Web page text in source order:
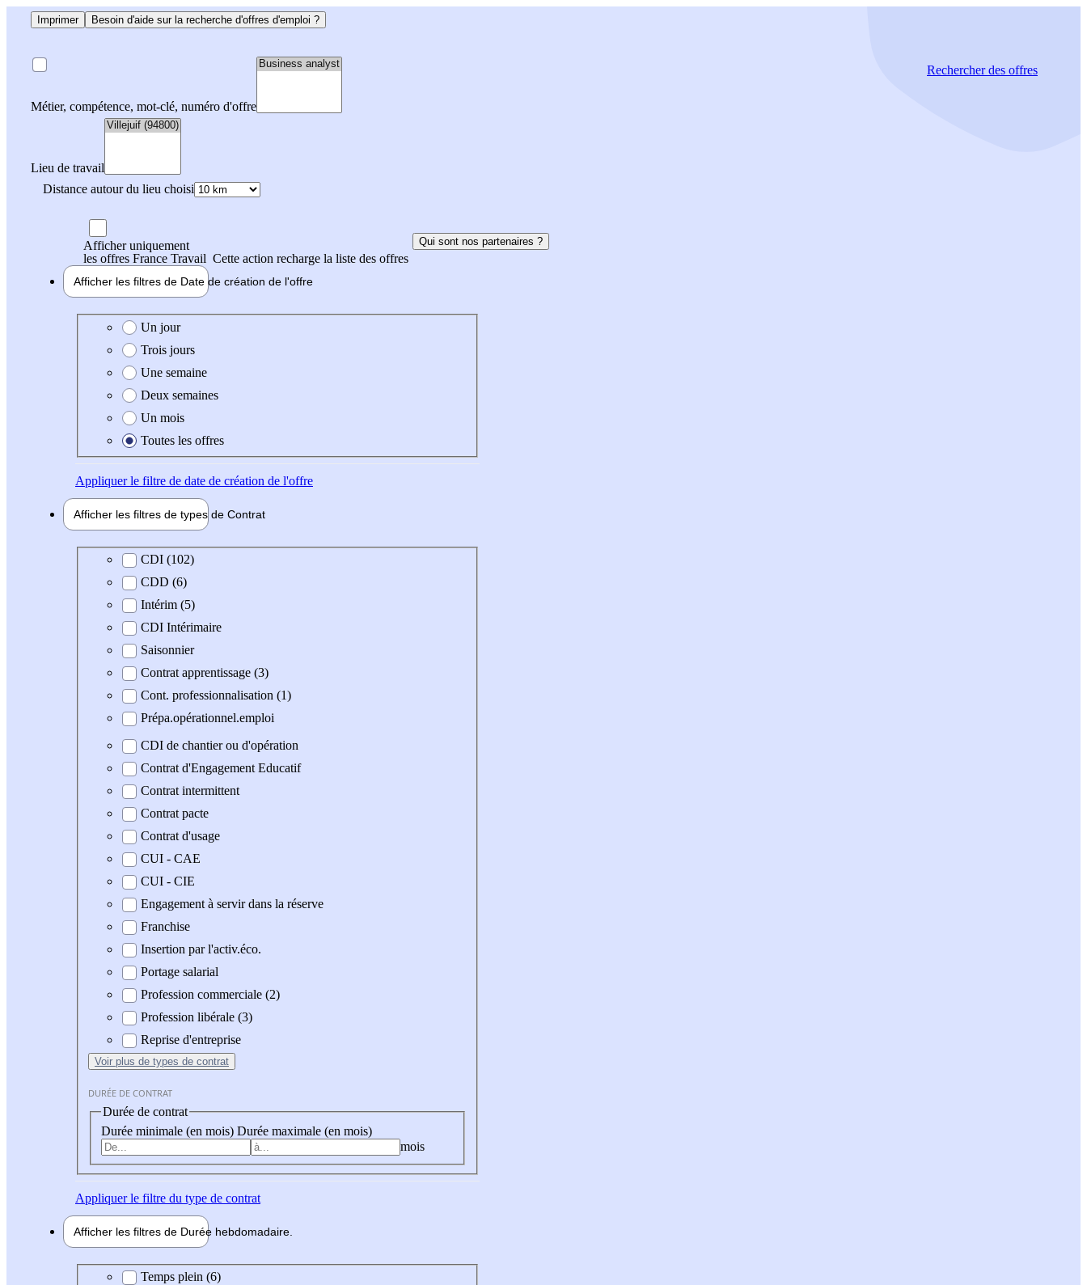
Imprimer Besoin d'aide sur la recherche d'offres d'emploi ?
Métier, compétence, mot-clé, numéro d'offre
Lieu de travail
Distance autour du lieu choisi
Rechercherdes offres
Afficher uniquement
les offres France Travail Cette action recharge la liste des offres
Qui sont nos partenaires ?
Afficher les filtres de Date de création de l'offre
Date de création de l'offre
Un jour
Trois jours
Une semaine
Deux semaines
Un mois
Toutes les offres
Appliquerle filtre de date de création de l'offre
Afficher les filtres de types de Contrat
Type de contratCDI (102)
CDD (6)
Intérim (5)
CDI Intérimaire
Saisonnier
Contrat apprentissage (3)
Cont. professionnalisation (1)
Prépa.opérationnel.emploi
CDI de chantier ou d'opération
Contrat d'Engagement Educatif
Contrat intermittent
Contrat pacte
Contrat d'usage
CUI - CAE
CUI - CIE
Engagement à servir dans la réserve
Franchise
Insertion par l'activ.éco.
Portage salarial
Profession commerciale (2)
Profession libérale (3)
Reprise d'entreprise
Voir plus de types de contrat
DURÉE DE CONTRAT
Durée de contrat
Durée minimale (en mois) Durée maximale (en mois)
mois
Appliquerle filtre du type de contrat
Afficher les filtres de Durée hebdomadaire
Durée hebdomadaire
Temps plein (6)